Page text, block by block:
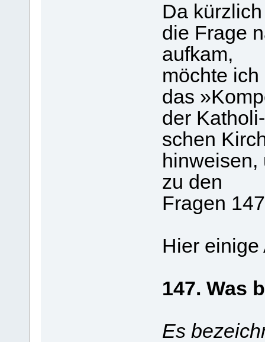
Da
die Frage
aufkam,
möchte
das
der Katholi-
schen
hinweisen,
zu den
Fragen
Hier einige
147. Was
Es